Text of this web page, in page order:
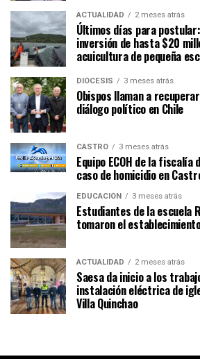
ACTUALIDAD 2 meses atrás
Últimos días para
inversión de hasta $20
acuicultura de pequeña
DIÓCESIS 3 meses atrás
Obispos llaman a
diálogo político en Chile
CASTRO 3 meses atrás
Equipo ECOH de la
caso de homicidio en
EDUCACIÓN 3 meses atrás
Estudiantes de la escuela
tomaron el
ACTUALIDAD 2 meses atrás
Saesa da inicio a los
instalación eléctrica de
Villa Quinchao